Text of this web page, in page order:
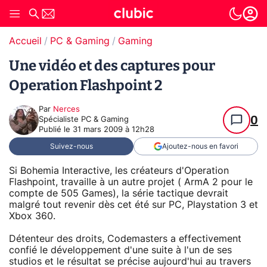
Accueil PC & Gaming Gaming
Une vidéo et des captures pour
Operation Flashpoint 2
Par Nerces
Spécialiste PC & Gaming
Publié le 31 mars 2009 à 12h28
0
Suivez-nous Ajoutez-nous en favori
Si Bohemia Interactive, les créateurs d'Operation
Flashpoint, travaille à un autre projet ( ArmA 2 pour le
compte de 505 Games), la série tactique devrait
malgré tout revenir dès cet été sur PC, Playstation 3 et
Xbox 360.
Détenteur des droits, Codemasters a effectivement
confié le développement d'une suite à l'un de ses
studios et le résultat se précise aujourd'hui au travers